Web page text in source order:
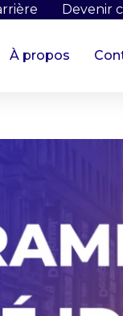
Devenir
À propos